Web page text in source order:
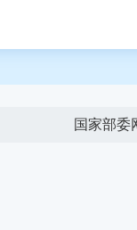
国家部委